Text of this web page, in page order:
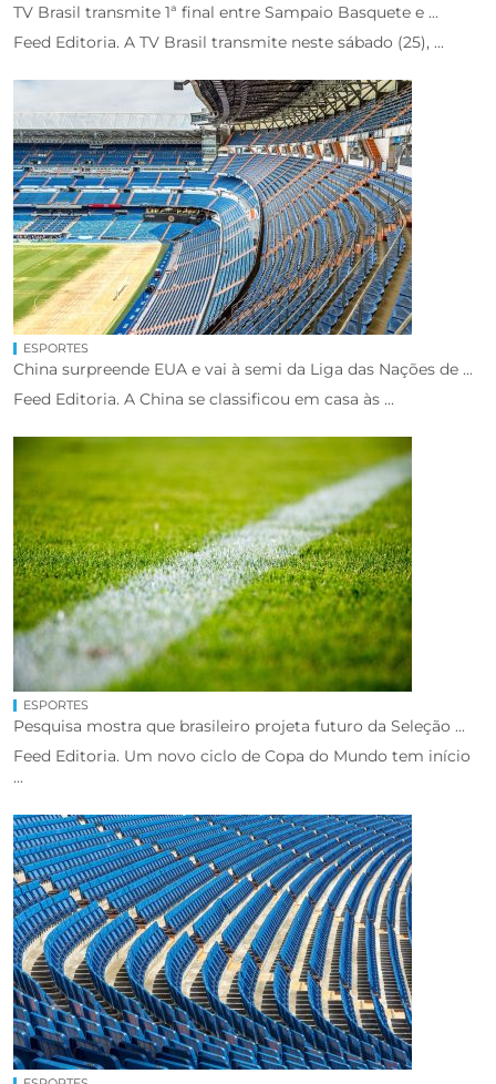
TV Brasil transmite 1ª final entre Sampaio Basquete e ...
Feed Editoria. A TV Brasil transmite neste sábado (25), ...
ESPORTES
China surpreende EUA e vai à semi da Liga das Nações de ...
Feed Editoria. A China se classificou em casa às ...
ESPORTES
Pesquisa mostra que brasileiro projeta futuro da Seleção ...
Feed Editoria. Um novo ciclo de Copa do Mundo tem início
...